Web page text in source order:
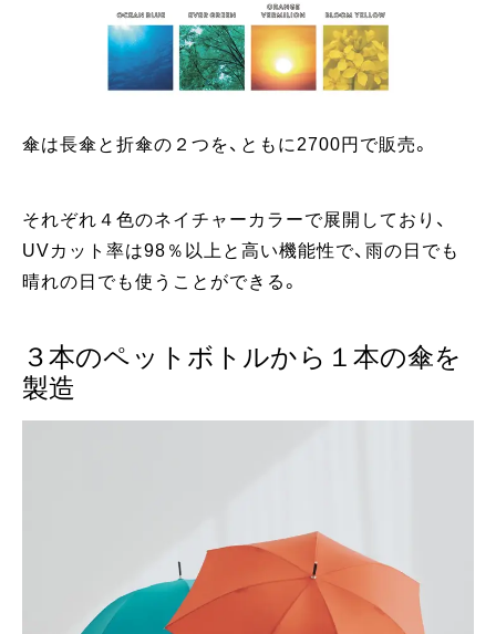
傘は長傘と折傘の２つを、ともに2700円で販売。
それぞれ４色のネイチャーカラーで展開しており、
UVカット率は98％以上と高い機能性で、雨の日でも
晴れの日でも使うことができる。
３本のペットボトルから１本の傘を
製造